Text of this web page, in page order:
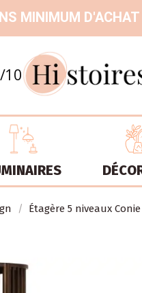
MINIMUM
9.3/10
Étagère 5 niveaux